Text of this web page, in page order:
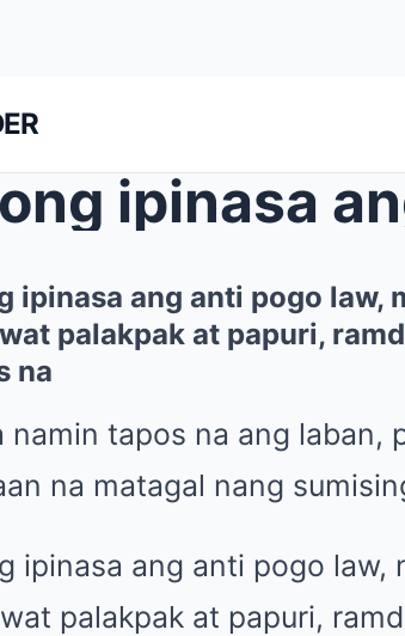
ipinasa ang anti pogo law,
palakpak at papuri,
na
namin tapos na ang laban,
na matagal nang
ipinasa ang anti pogo law,
palakpak at papuri,